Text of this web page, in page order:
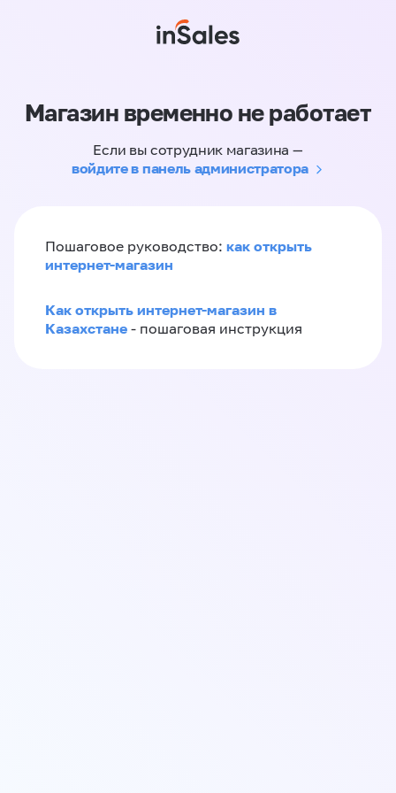
Магазин временно не работает
Если вы сотрудник магазина —
войдите в панель администратора
Пошаговое руководство: как открыть
интернет-магазин
Как открыть интернет-магазин в
Казахстане - пошаговая инструкция